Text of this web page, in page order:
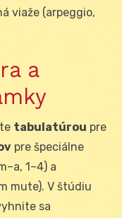
viaže (arpeggio,
a
tabulatúrou pre
pre špeciálne
1–4) a
mute). V štúdiu
sa